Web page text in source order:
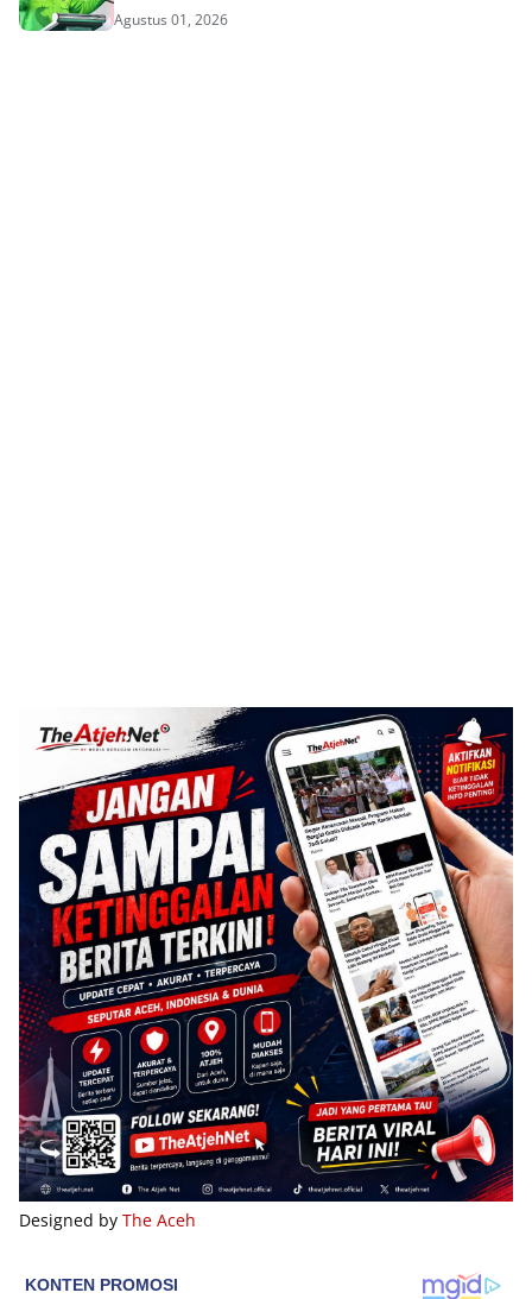
Agustus 01, 2026
Designed by The Aceh